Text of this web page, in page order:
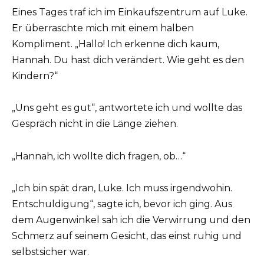
Eines Tages traf ich im Einkaufszentrum auf Luke.
Er überraschte mich mit einem halben
Kompliment. „Hallo! Ich erkenne dich kaum,
Hannah. Du hast dich verändert. Wie geht es den
Kindern?“
„Uns geht es gut“, antwortete ich und wollte das
Gespräch nicht in die Länge ziehen.
„Hannah, ich wollte dich fragen, ob…“
„Ich bin spät dran, Luke. Ich muss irgendwohin.
Entschuldigung“, sagte ich, bevor ich ging. Aus
dem Augenwinkel sah ich die Verwirrung und den
Schmerz auf seinem Gesicht, das einst ruhig und
selbstsicher war.